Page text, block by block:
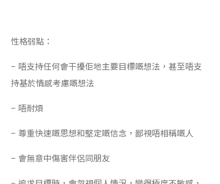
性格弱點：
– 唔支持任何會干擾佢地主要目標嘅想法，甚至唔支
持基於情感考慮嘅想法
– 唔耐煩
– 尊重快速嘅思想和堅定嘅信念，鄙視唔相稱嘅人
– 會無意中傷害伴侶同朋友